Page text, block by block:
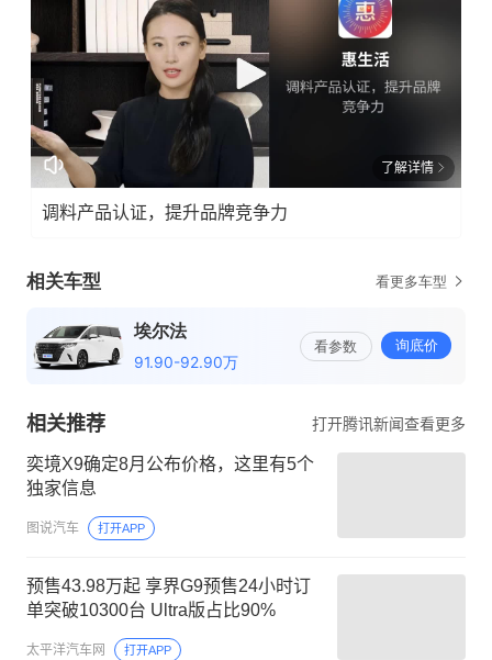
了解详情
调料产品认证，提升品牌竞争力
相关推荐 打开腾讯新闻查看更多
奕境X9确定8月公布价格，这里有5个
独家信息
图说汽车 打开APP
预售43.98万起 享界G9预售24小时订
单突破10300台 Ultra版占比90%
太平洋汽车网 打开APP